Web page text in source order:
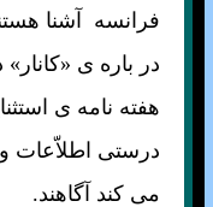
فرانسه آشنا
در باره ی
هفته نامه ی
درستی اطلاّعات
می کند آگاهند.